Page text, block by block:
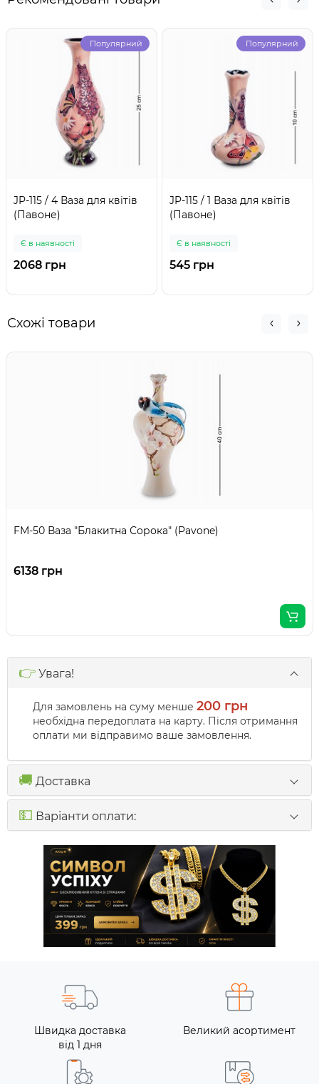
Популярний
JP-115 / 4 Ваза для квітів
(Павоне)
Є в наявності
2068 грн
Популярний
JP-115 / 1 Ваза для квітів
(Павоне)
Є в наявності
545 грн
Схожі товари
FM-50 Ваза "Блакитна Сорока" (Pavone)
6138 грн
👉 Увага!
Для замовлень на суму менше 200 грн
необхідна передоплата на карту. Після отримання
оплати ми відправимо ваше замовлення.
🚚 Доставка
💵 Варіанти оплати:
Швидка доставка
від 1 дня
Великий асортимент